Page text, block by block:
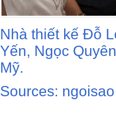
Nhà thiết kế Đỗ
Yến, Ngọc
Mỹ.
Sources: ngoisao